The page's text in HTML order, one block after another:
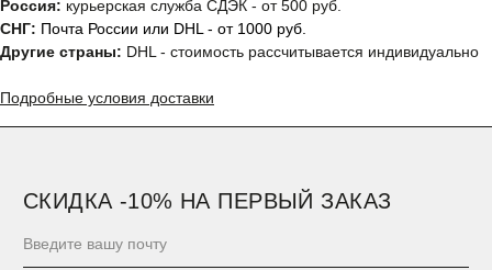
Россия: курьерская служба СДЭК - от 500 руб.
СНГ: Почта России или DHL - от 1000 руб.
Другие страны: DHL - стоимость рассчитывается индивидуально
Подробные условия доставки